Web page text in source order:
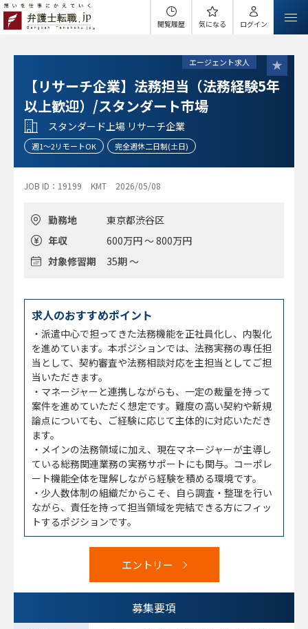
閲覧履歴 気になる ログイン
エージェント求人
【リサーチ企業】法務担当（法務経験5年
以上歓迎）/スタンダート市場
スタンダード上場 リサーチ企業
週1～2リモートOK 完全週休二日制(土日)
JOB ID：19199 KMT 2026/05/08
勤務地
東京都渋谷区
年収
600万円 ～ 800万円
対象修習期
35期 ～
求人のおすすめポイント
・派遣中心で担ってきた法務機能を正社員化し、内製化
を進めています。本ポジションでは、法務実務の専任担
当として、契約審査や法務相談対応を主担当としてご担
当いただきます。
・マネージャーと連携しながらも、一定の裁量を持って
案件を進めていただく想定です。難度の高い契約や新規
論点についても、ご経験に応じて主体的に対応いただき
ます。
・メインの法務領域に加え、現在マネージャーが主導し
ている総務関連業務の実務サポートにも関与。コーポレ
ート機能全体を理解しながら経験を積める環境です。
・少人数体制の組織だからこそ、自ら調査・整理を行い
ながら、責任を持って担当領域を完結できる方にフィッ
トするポジションです。
エントリー
募集要項